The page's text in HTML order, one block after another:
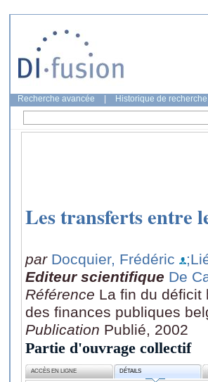
Recherche avancée Historique de recherche
Les transferts entre
par Docquier, Frédéric
Editeur scientifique De
Référence La fin du déficit
des finances publiques
Publication Publié, 2002
Partie d'ouvrage collectif
ACCÈS EN LIGNE DÉTAILS